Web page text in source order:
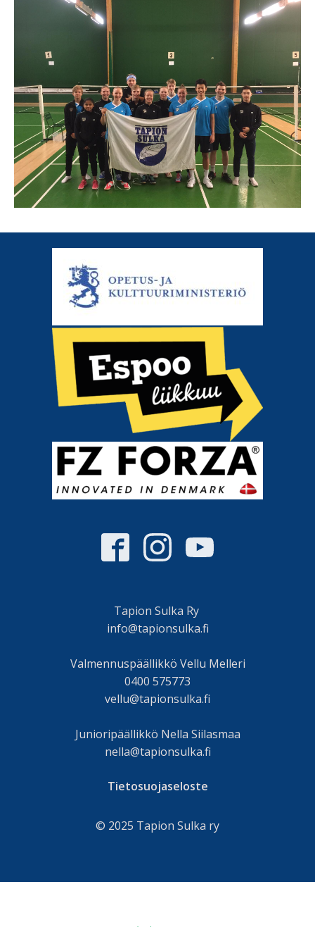
Tapion Sulka Ry
info@tapionsulka.fi
Valmennuspäällikkö Vellu Melleri
0400 575773
vellu@tapionsulka.fi
Junioripäällikkö Nella Siilasmaa
nella@tapionsulka.fi
Tietosuojaseloste
© 2025 Tapion Sulka ry